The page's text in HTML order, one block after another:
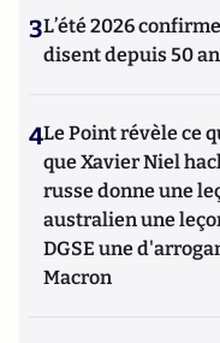
3L’été 2026
disent depuis 50
4Le Point révèle ce
que Xavier Niel
russe donne une
australien une
DGSE une
Macron